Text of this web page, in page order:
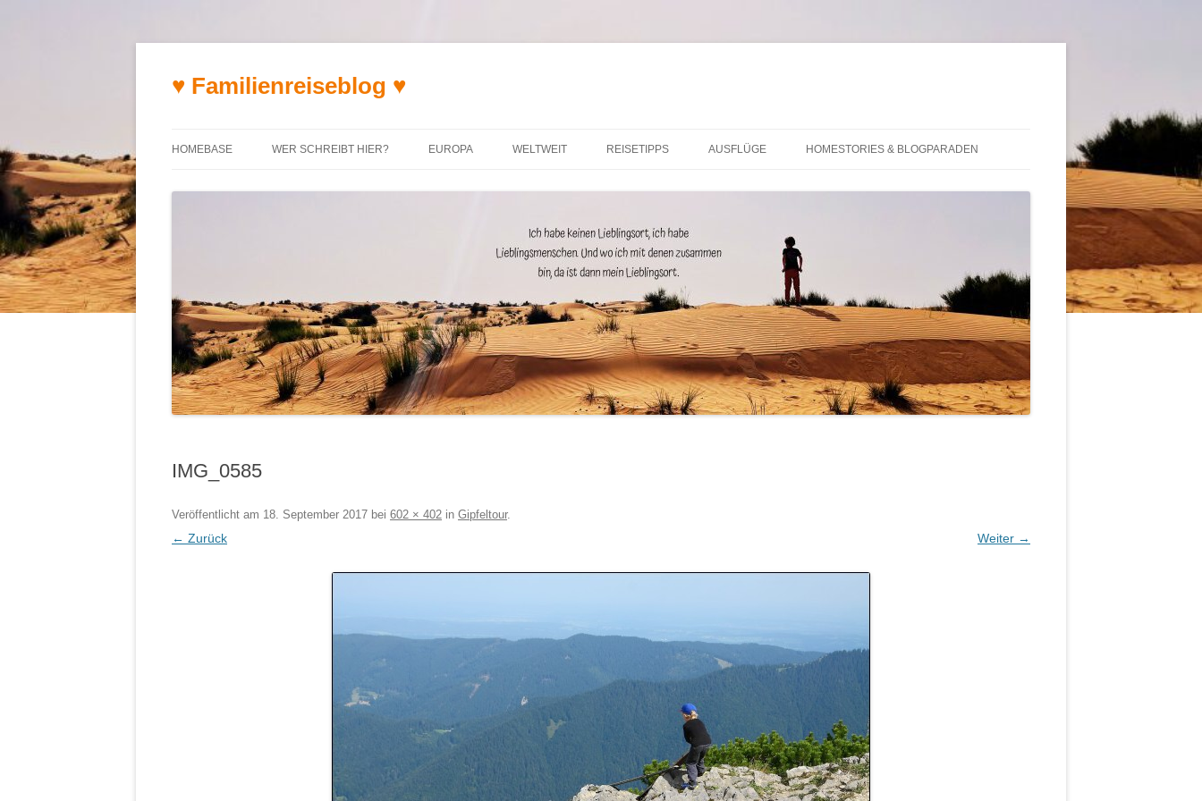
♥ Familienreiseblog ♥
HOMEBASE WER SCHREIBT HIER? EUROPA WELTWEIT REISETIPPS AUSFLÜGE HOMESTORIES & BLOGPARADEN
IMG_0585
Veröffentlicht am 18. September 2017 bei 602 × 402 in Gipfeltour.
← Zurück Weiter →